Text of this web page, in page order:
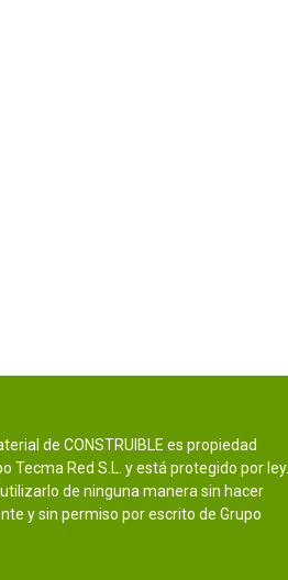
de CONSTRUIBLE es propiedad
Tecma Red S.L. y está protegido por ley.
de ninguna manera sin hacer
y sin permiso por escrito de Grupo